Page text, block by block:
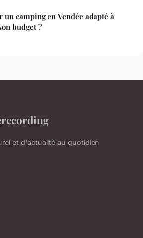
un camping en Vendée adapté à
budget ?
et d'actualité au quotidien